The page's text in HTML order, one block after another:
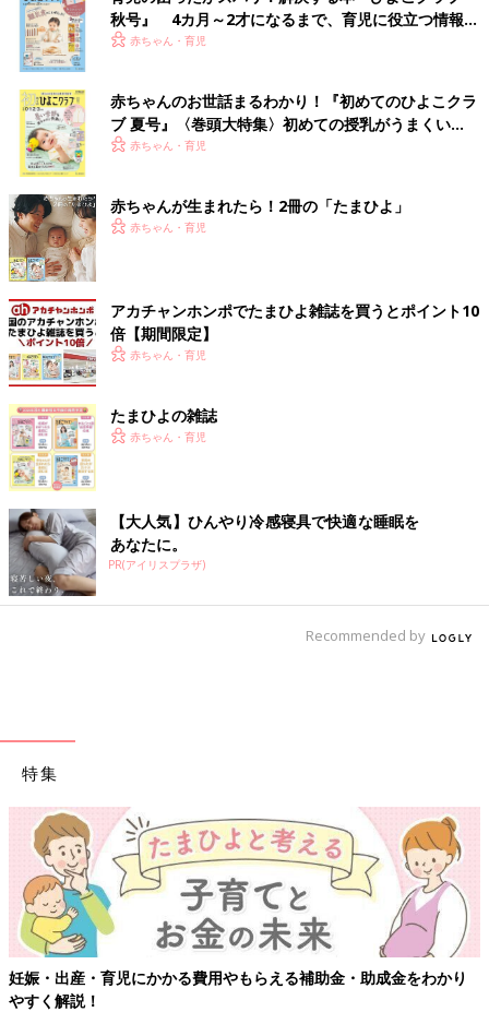
秋号』 4カ月～2才になるまで、育児に役立つ情報が
いっぱい！
赤ちゃん・育児
赤ちゃんのお世話まるわかり！『初めてのひよこクラ
ブ 夏号』〈巻頭大特集〉初めての授乳がうまくい
く！ おっぱい・ミルクの基本と夏のトラブル 解決テ
赤ちゃん・育児
赤ちゃんが生まれたら！2冊の「たまひよ」
赤ちゃん・育児
アカチャンホンポでたまひよ雑誌を買うとポイント10
倍【期間限定】
赤ちゃん・育児
たまひよの雑誌
赤ちゃん・育児
【大人気】ひんやり冷感寝具で快適な睡眠を
あなたに。
PR(アイリスプラザ)
Recommended by
特集
妊娠・出産・育児にかかる費用やもらえる補助金・助成金をわかり
やすく解説！